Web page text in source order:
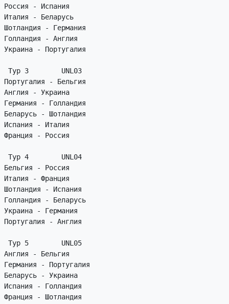
Россия - Испания
Италия - Беларусь
Шотландия - Германия
Голландия - Англия
Украина - Португалия
Тур 3        UNL03
Португалия - Бельгия
Англия - Украина
Германия - Голландия
Беларусь - Шотландия
Испания - Италия
Франция - Россия
Тур 4        UNL04
Бельгия - Россия
Италия - Франция
Шотландия - Испания
Голландия - Беларусь
Украина - Германия
Португалия - Англия
Тур 5        UNL05
Англия - Бельгия
Германия - Португалия
Беларусь - Украина
Испания - Голландия
Франция - Шотландия